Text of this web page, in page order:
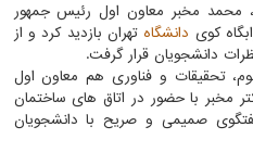
محمد مخبر معاون اول رئیس جمهور
کوی دانشگاه تهران بازدید کرد و از
دانشجویان قرار گرفت.
که وزیر علوم، تحقیقات و فناوری هم معاون اول
مخبر با حضور در اتاق های ساختمان
به گفتگوی صمیمی و صریح با دانشجویان